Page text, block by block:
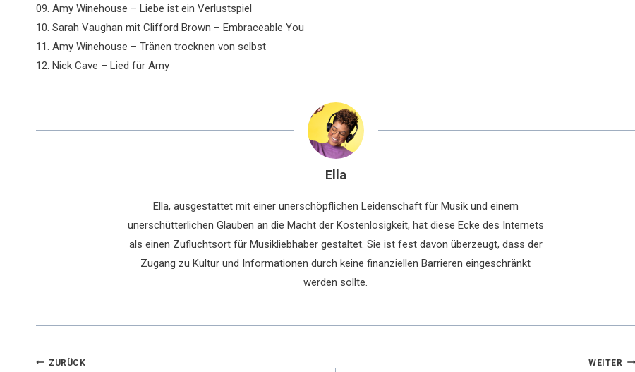
09. Amy Winehouse – Liebe ist ein Verlustspiel
10. Sarah Vaughan mit Clifford Brown – Embraceable You
11. Amy Winehouse – Tränen trocknen von selbst
12. Nick Cave – Lied für Amy
Ella
Ella, ausgestattet mit einer unerschöpflichen Leidenschaft für Musik und einem
unerschütterlichen Glauben an die Macht der Kostenlosigkeit, hat diese Ecke des Internets
als einen Zufluchtsort für Musikliebhaber gestaltet. Sie ist fest davon überzeugt, dass der
Zugang zu Kultur und Informationen durch keine finanziellen Barrieren eingeschränkt
werden sollte.
ZURÜCK WEITER